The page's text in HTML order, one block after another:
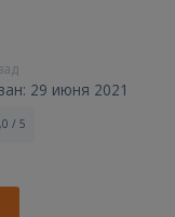
29 июня 2021
/ 5